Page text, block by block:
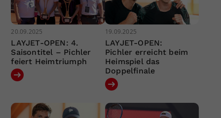
20.09.2025
LAYJET-OPEN: 4.
Saisontitel – Pichler
feiert Heimtriumph
19.09.2025
LAYJET-OPEN:
Pichler erreicht beim
Heimspiel das
Doppelfinale